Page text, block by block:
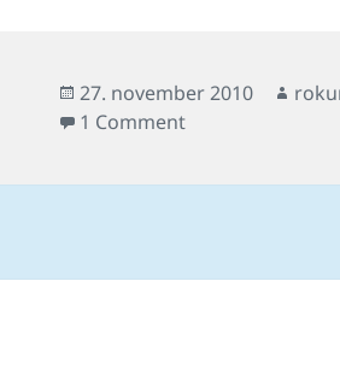
Posted
on
27. november 2010
1 Commenton Úrslit frá